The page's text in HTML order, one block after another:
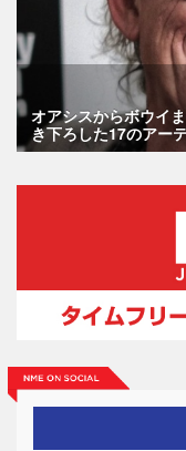
オアシスからボウイ
き下ろした17のアー